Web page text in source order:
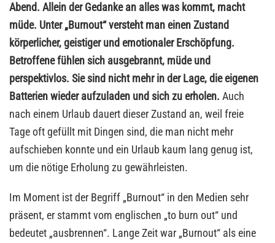
Abend. Allein der Gedanke an alles was kommt, macht
müde. Unter „Burnout“ versteht man einen Zustand
körperlicher, geistiger und emotionaler Erschöpfung.
Betroffene fühlen sich ausgebrannt, müde und
perspektivlos. Sie sind nicht mehr in der Lage, die eigenen
Batterien wieder aufzuladen und sich zu erholen. Auch
nach einem Urlaub dauert dieser Zustand an, weil freie
Tage oft gefüllt mit Dingen sind, die man nicht mehr
aufschieben konnte und ein Urlaub kaum lang genug ist,
um die nötige Erholung zu gewährleisten.
Im Moment ist der Begriff „Burnout“ in den Medien sehr
präsent, er stammt vom englischen „to burn out“ und
bedeutet „ausbrennen“. Lange Zeit war „Burnout“ als eine